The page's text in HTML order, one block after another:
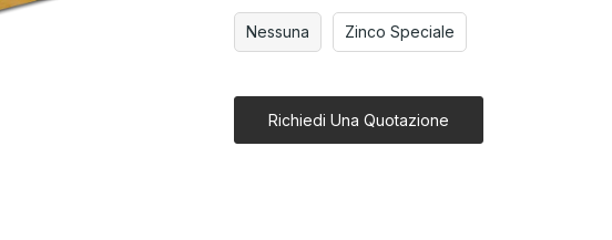
Nessuna Zinco Speciale
Richiedi Una Quotazione